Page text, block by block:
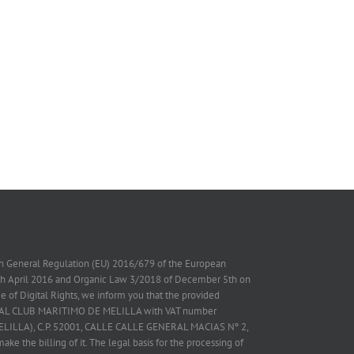
Regulation (EU) 2016/679 of the European
April 2016 and Organic Law 3/2018 of December 5th on
of Digital Rights, we inform you that the provided
CLUB MARITIMO DE MELILLA with VAT number
C.P. 52001, CALLE CALLE GENERAL MACIAS Nº 2,
the billing of it. The legal basis for the processing of